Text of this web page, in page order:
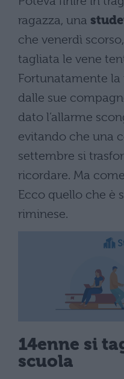
ragazza, una
che venerdì
tagliata le vene
Fortunatamente la
dalle sue
dato l’allarme
evitando che una
settembre si
ricordare. Ma
Ecco quello che è
riminese.
14enne si
scuola